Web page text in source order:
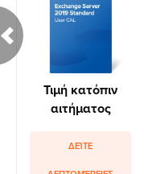
Τιμή κατόπιν
αιτήματος
ΔΕΊΤΕ